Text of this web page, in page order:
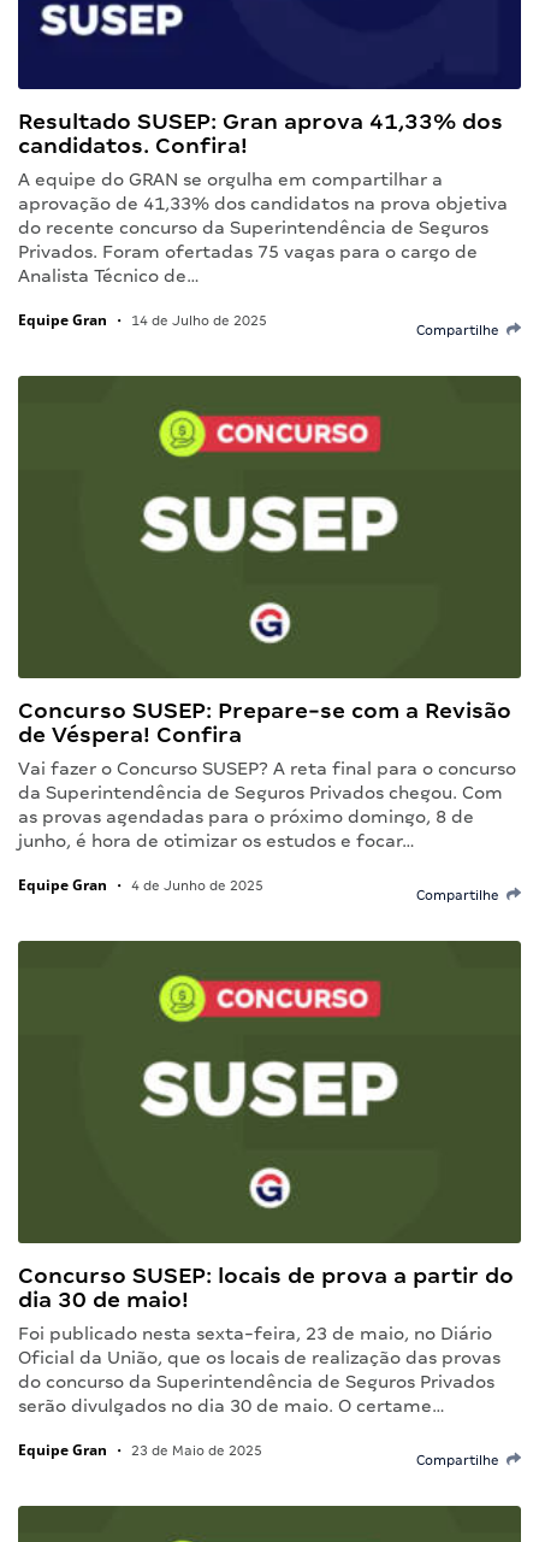
Resultado SUSEP: Gran aprova 41,33% dos
candidatos. Confira!
A equipe do GRAN se orgulha em compartilhar a
aprovação de 41,33% dos candidatos na prova objetiva
do recente concurso da Superintendência de Seguros
Privados. Foram ofertadas 75 vagas para o cargo de
Analista Técnico de…
Equipe Gran • 14 de Julho de 2025
Compartilhe
Concurso SUSEP: Prepare-se com a Revisão
de Véspera! Confira
Vai fazer o Concurso SUSEP? A reta final para o concurso
da Superintendência de Seguros Privados chegou. Com
as provas agendadas para o próximo domingo, 8 de
junho, é hora de otimizar os estudos e focar…
Equipe Gran • 4 de Junho de 2025
Compartilhe
Concurso SUSEP: locais de prova a partir do
dia 30 de maio!
Foi publicado nesta sexta-feira, 23 de maio, no Diário
Oficial da União, que os locais de realização das provas
do concurso da Superintendência de Seguros Privados
serão divulgados no dia 30 de maio. O certame…
Equipe Gran • 23 de Maio de 2025
Compartilhe